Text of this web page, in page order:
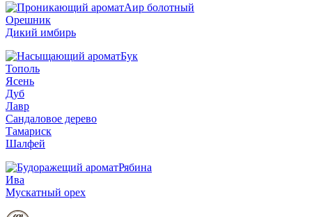
Аир болотный
Орешник
Дикий имбирь
Бук
Тополь
Ясень
Дуб
Лавр
Сандаловое дерево
Тамариск
Шалфей
Рябина
Ива
Мускатный орех